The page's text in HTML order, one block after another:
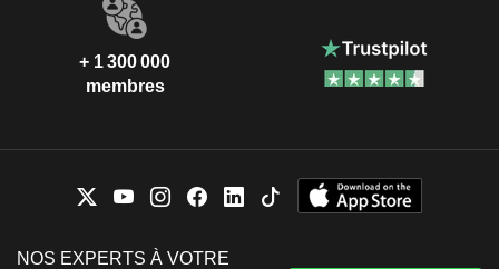
+ 1 300 000
membres
NOS EXPERTS À VOTRE